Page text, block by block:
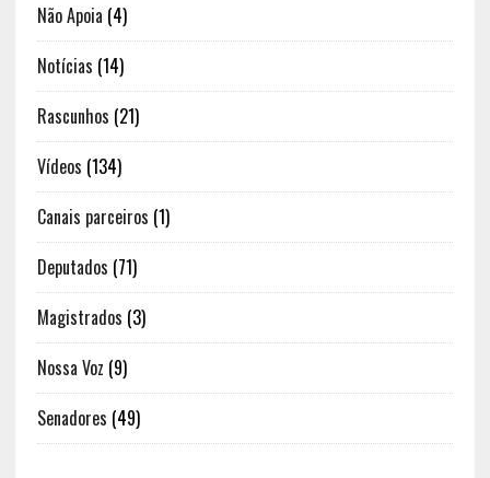
Não Apoia (4)
Notícias (14)
Rascunhos (21)
Vídeos (134)
Canais parceiros (1)
Deputados (71)
Magistrados (3)
Nossa Voz (9)
Senadores (49)